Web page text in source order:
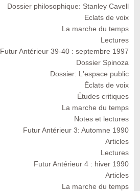
Dossier philosophique: Stanley Cavell
Eclats de voix
La marche du temps
Lectures
Futur Antérieur 39-40 : septembre 1997
Dossier Spinoza
Dossier: L'espace public
Éclats de voix
Études critiques
La marche du temps
Notes et lectures
Futur Antérieur 3: Automne 1990
Articles
Lectures
Futur Antérieur 4 : hiver 1990
Articles
La marche du temps